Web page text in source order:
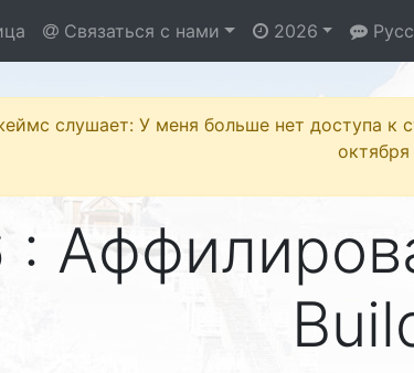
Связаться с нами 2026
слушает: У меня больше нет доступа к
: